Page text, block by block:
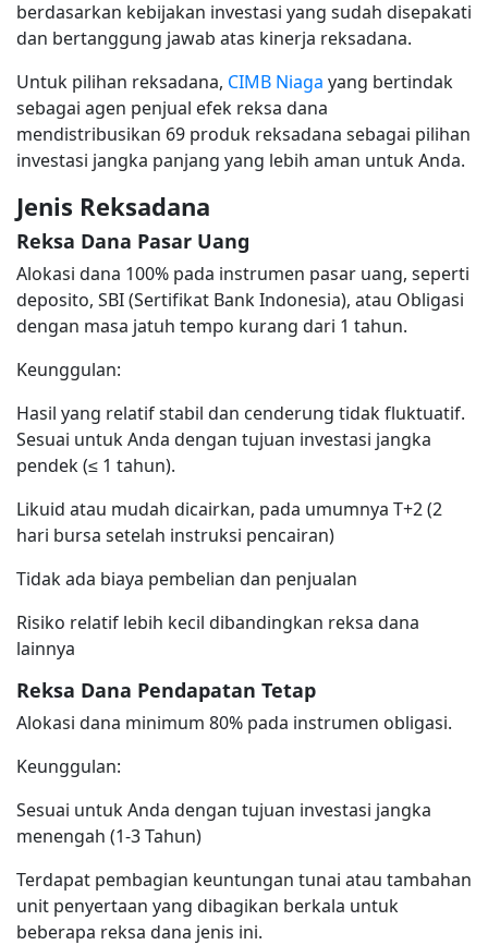
berdasarkan kebijakan investasi yang sudah disepakati
dan bertanggung jawab atas kinerja reksadana.
Untuk pilihan reksadana, CIMB Niaga yang bertindak
sebagai agen penjual efek reksa dana
mendistribusikan 69 produk reksadana sebagai pilihan
investasi jangka panjang yang lebih aman untuk Anda.
Jenis Reksadana
Reksa Dana Pasar Uang
Alokasi dana 100% pada instrumen pasar uang, seperti
deposito, SBI (Sertifikat Bank Indonesia), atau Obligasi
dengan masa jatuh tempo kurang dari 1 tahun.
Keunggulan:
Hasil yang relatif stabil dan cenderung tidak fluktuatif.
Sesuai untuk Anda dengan tujuan investasi jangka
pendek (≤ 1 tahun).
Likuid atau mudah dicairkan, pada umumnya T+2 (2
hari bursa setelah instruksi pencairan)
Tidak ada biaya pembelian dan penjualan
Risiko relatif lebih kecil dibandingkan reksa dana
lainnya
Reksa Dana Pendapatan Tetap
Alokasi dana minimum 80% pada instrumen obligasi.
Keunggulan:
Sesuai untuk Anda dengan tujuan investasi jangka
menengah (1-3 Tahun)
Terdapat pembagian keuntungan tunai atau tambahan
unit penyertaan yang dibagikan berkala untuk
beberapa reksa dana jenis ini.